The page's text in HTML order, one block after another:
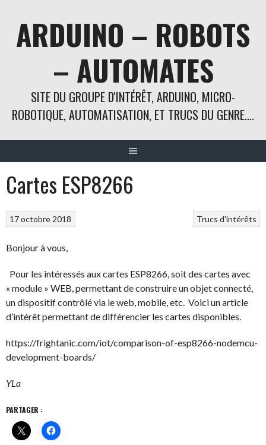
contenuARDUINO – ROBOTS
– AUTOMATES
SITE DU GROUPE D'INTÉRÊT, ARDUINO, MICRO-
ROBOTIQUE, AUTOMATISATION, ET TRUCS DU GENRE….
Cartes ESP8266
Trucs d'intérêts
17 octobre 2018
Bonjour à vous,
Pour les intéressés aux cartes ESP8266, soit des cartes avec
« module » WEB, permettant de construire un objet connecté,
un dispositif contrôlé via le web, mobile, etc. Voici un article
d’intérêt permettant de différencier les cartes disponibles.
https://frightanic.com/iot/comparison-of-esp8266-nodemcu-
development-boards/
YLa
PARTAGER :